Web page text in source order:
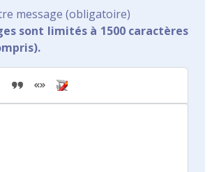
message (obligatoire)
sont limités à 1500 caractères